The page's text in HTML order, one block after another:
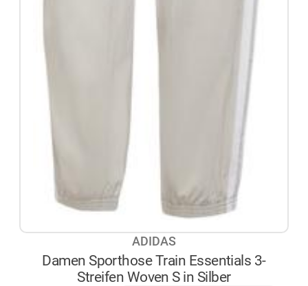
ADIDAS
Damen Sporthose Train Essentials 3-
Streifen Woven S in Silber